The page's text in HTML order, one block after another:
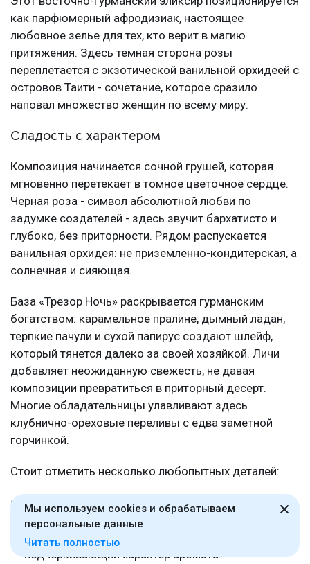
Мы используем cookies и обрабатываем
персональные данные
Читать полностью
как парфюмерный афродизиак, настоящее
любовное зелье для тех, кто верит в магию
притяжения. Здесь темная сторона розы
переплетается с экзотической ванильной орхидеей с
островов Таити - сочетание, которое сразило
наповал множество женщин по всему миру.
Сладость с характером
Композиция начинается сочной грушей, которая
мгновенно перетекает в томное цветочное сердце.
Черная роза - символ абсолютной любви по
задумке создателей - здесь звучит бархатисто и
глубоко, без приторности. Рядом распускается
ванильная орхидея: не приземленно-кондитерская, а
солнечная и сияющая.
База «Трезор Ночь» раскрывается гурманским
богатством: карамельное пралине, дымный ладан,
терпкие пачули и сухой папирус создают шлейф,
который тянется далеко за своей хозяйкой. Личи
добавляет неожиданную свежесть, не давая
композиции превратиться в приторный десерт.
Многие обладательницы улавливают здесь
клубнично-ореховые переливы с едва заметной
горчинкой.
Стоит отметить несколько любопытных деталей:
Флакон повторяет огранку черного бриллианта, а
горлышко украшено атласной черной розой на
бархатной ленте - утонченный жест,
подчеркивающий характер аромата.